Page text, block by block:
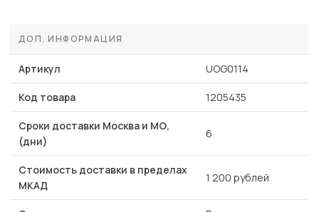
ДОП. ИНФОРМАЦИЯ
Артикул UOG0114
Код товара 1205435
Сроки доставки Москва и МО,
(дни)
6
Стоимость доставки в пределах
МКАД
1 200 рублей